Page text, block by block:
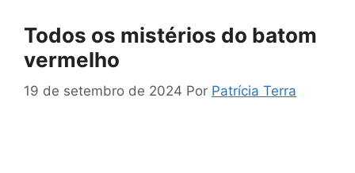
Todos os mistérios do batom
vermelho
19 de setembro de 2024 Por Patrícia Terra